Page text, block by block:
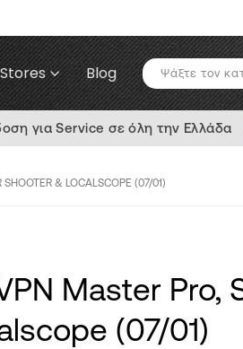
Stores Blog
για Service σε όλη την Ελλάδα
SHOOTER & LOCALSCOPE (07/01)
Master Pro,
(07/01)